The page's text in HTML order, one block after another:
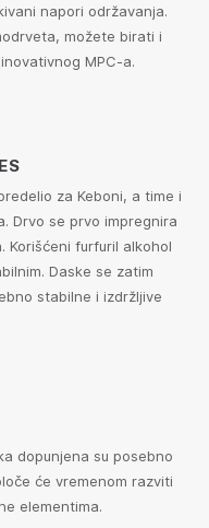
napori održavanja.
možete birati i
MPC-a.
za Keboni, a time i
Drvo se prvo impregnira
Korišćeni furfuril alkohol
Daske se zatim
stabilne i izdržljive
dopunjena su posebno
će vremenom razviti
elementima.